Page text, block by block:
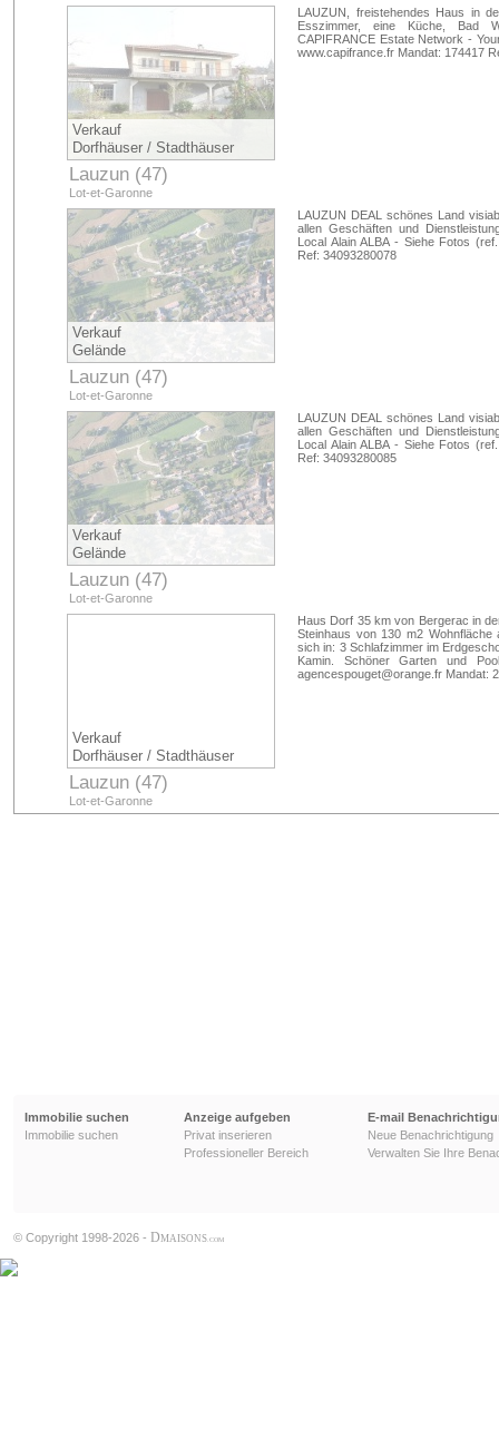
Bergerac, in der Nähe von
Bastiden. GUT MIT EINKOMMEN.
355 05 Ext. 9408
Handelsvertreter Mandat: 98605
Verkauf
Dorfhäuser / Stadthäuser
Lauzun (47)
Lot-et-Garonne
LAUZUN, freistehendes Haus in
Esszimmer, eine Küche, Bad
CAPIFRANCE Estate Network -
www.capifrance.fr Mandat: 174417
Verkauf
Gelände
Lauzun (47)
Lot-et-Garonne
LAUZUN DEAL schönes Land
allen Geschäften und
Local Alain ALBA - Siehe Fotos
Ref: 34093280078
Verkauf
Gelände
Lauzun (47)
Lot-et-Garonne
LAUZUN DEAL schönes Land
allen Geschäften und
Local Alain ALBA - Siehe Fotos
Ref: 34093280085
Verkauf
Dorfhäuser / Stadthäuser
Lauzun (47)
Lot-et-Garonne
Haus Dorf 35 km von Bergerac in
Steinhaus von 130 m2
sich in: 3 Schlafzimmer im
Kamin. Schöner Garten und
agencespouget@orange.fr Mandat:
Immobilie suchen
Immobilie suchen
Anzeige aufgeben
Privat inserieren
Professioneller Bereich
E-mail
Neue Benachrichtigung
Verwalten Sie Ihre
© Copyright 1998-2026 - DMAISONS .COM